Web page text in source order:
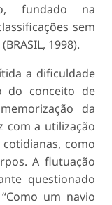
fundado na
sem
1998).
a dificuldade
do conceito de
da
com a utilização
como
A flutuação
questionado
um navio